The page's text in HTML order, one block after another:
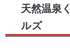
天然温泉
ルズ